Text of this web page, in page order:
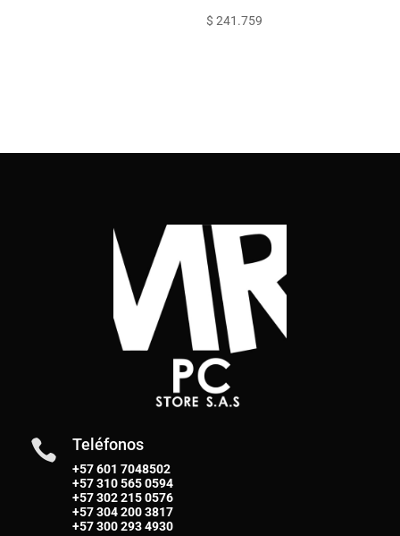
$ 241.759
 Teléfonos
+57 601 7048502
+57310 565 0594
+57302 215 0576
+57304 200 3817
+57300 293 4930